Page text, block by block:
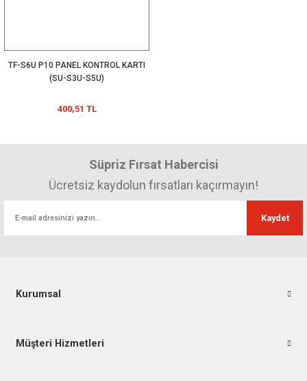
TF-S6U P10 PANEL KONTROL KARTI
(SU-S3U-S5U)
400,51 TL
Süpriz Fırsat Habercisi
Ücretsiz kaydolun fırsatları kaçırmayın!
Kaydet
Kurumsal
Müşteri Hizmetleri